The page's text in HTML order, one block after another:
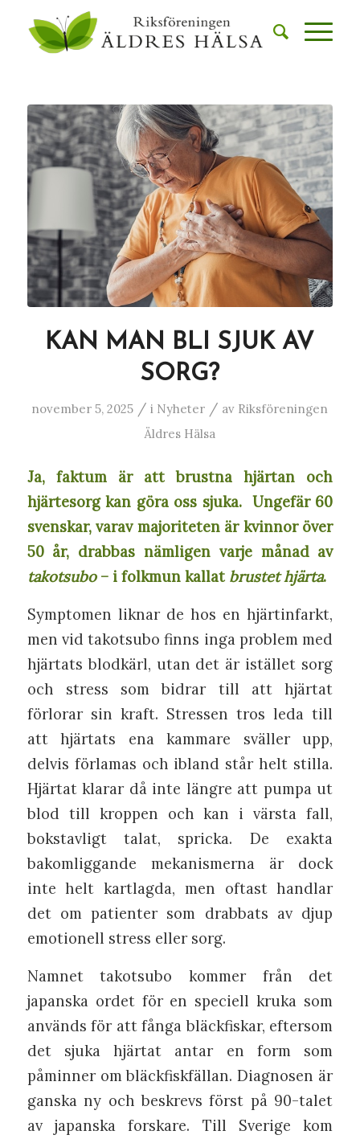
KAN MAN BLI SJUK AV
SORG?
november 5, 2025 / i Nyheter / av Riksföreningen
Äldres Hälsa
Ja, faktum är att brustna hjärtan och
hjärtesorg kan göra oss sjuka. Ungefär 60
svenskar, varav majoriteten är kvinnor över
50 år, drabbas nämligen varje månad av
takotsubo– i folkmun kallat brustet hjärta.
Symptomen liknar de hos en hjärtinfarkt,
men vid takotsubo finns inga problem med
hjärtats blodkärl, utan det är istället sorg
och stress som bidrar till att hjärtat
förlorar sin kraft. Stressen tros leda till
att hjärtats ena kammare sväller upp,
delvis förlamas och ibland står helt stilla.
Hjärtat klarar då inte längre att pumpa ut
blod till kroppen och kan i värsta fall,
bokstavligt talat, spricka. De exakta
bakomliggande mekanismerna är dock
inte helt kartlagda, men oftast handlar
det om patienter som drabbats av djup
emotionell stress eller sorg.
Namnet takotsubo kommer från det
japanska ordet för en speciell kruka som
används för att fånga bläckfiskar, eftersom
det sjuka hjärtat antar en form som
påminner om bläckfiskfällan. Diagnosen är
ganska ny och beskrevs först på 90-talet
av japanska forskare. Till Sverige kom